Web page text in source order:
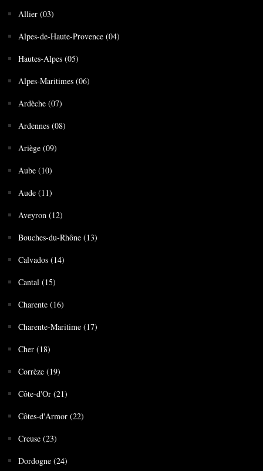
Allier (03)
Alpes-de-Haute-Provence (04)
Hautes-Alpes (05)
Alpes-Maritimes (06)
Ardèche (07)
Ardennes (08)
Ariège (09)
Aube (10)
Aude (11)
Aveyron (12)
Bouches-du-Rhône (13)
Calvados (14)
Cantal (15)
Charente (16)
Charente-Maritime (17)
Cher (18)
Corrèze (19)
Côte-d'Or (21)
Côtes-d'Armor (22)
Creuse (23)
Dordogne (24)